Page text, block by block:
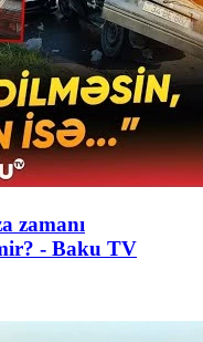
zamanı
- Baku TV